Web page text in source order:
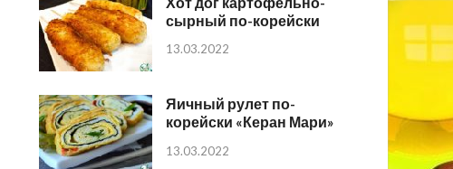
сырный по-корейски
13.03.2022
Яичный рулет по-
корейски «Керан Мари»
13.03.2022